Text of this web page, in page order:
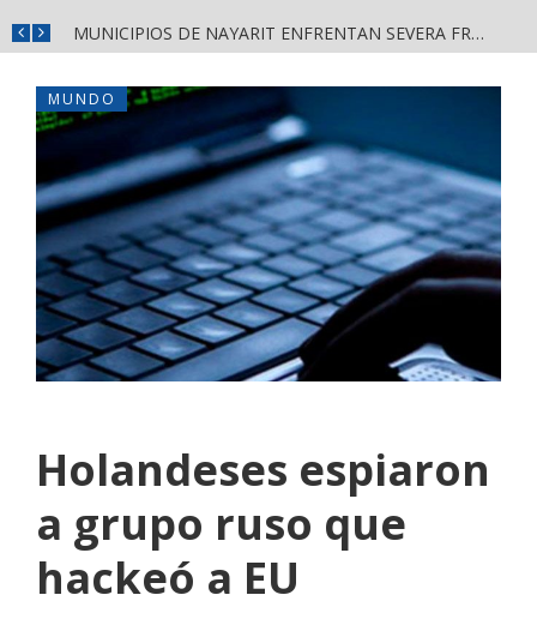
MUNICIPIOS DE NAYARIT ENFRENTAN SEVERA FRAGILIDAD FINANCIERA POR DEUDAS Y NÓMINAS
MUNDO
Holandeses espiaron
a grupo ruso que
hackeó a EU